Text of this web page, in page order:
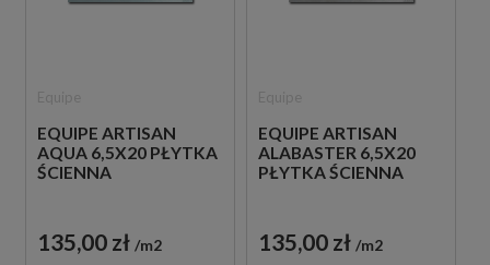
EQUIPE ARTISAN
AQUA 6,5X20 PŁYTKA
ŚCIENNA
135,00 zł m2
EQUIPE ARTISAN
ALABASTER 6,5X20
PŁYTKA ŚCIENNA
135,00 zł m2